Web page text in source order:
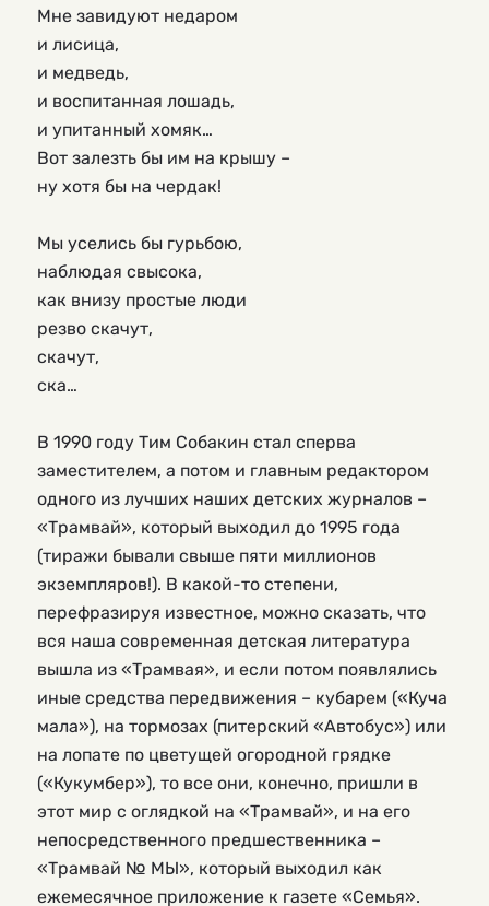
Мне завидуют недаром
и лисица,
и медведь,
и воспитанная лошадь,
и упитанный хомяк…
Вот залезть бы им на крышу –
ну хотя бы на чердак!
Мы уселись бы гурьбою,
наблюдая свысока,
как внизу простые люди
резво скачут,
скачут,
ска…
В 1990 году Тим Собакин стал сперва
заместителем, а потом и главным редактором
одного из лучших наших детских журналов –
«Трамвай», который выходил до 1995 года
(тиражи бывали свыше пяти миллионов
экземпляров!). В какой-то степени,
перефразируя известное, можно сказать, что
вся наша современная детская литература
вышла из «Трамвая», и если потом появлялись
иные средства передвижения – кубарем («Куча
мала»), на тормозах (питерский «Автобус») или
на лопате по цветущей огородной грядке
(«Кукумбер»), то все они, конечно, пришли в
этот мир с оглядкой на «Трамвай», и на его
непосредственного предшественника –
«Трамвай № МЫ», который выходил как
ежемесячное приложение к газете «Семья».